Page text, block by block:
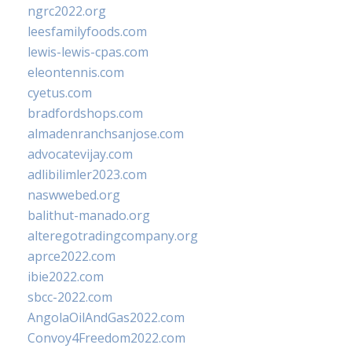
ngrc2022.org
leesfamilyfoods.com
lewis-lewis-cpas.com
eleontennis.com
cyetus.com
bradfordshops.com
almadenranchsanjose.com
advocatevijay.com
adlibilimler2023.com
naswwebed.org
balithut-manado.org
alteregotradingcompany.org
aprce2022.com
ibie2022.com
sbcc-2022.com
AngolaOilAndGas2022.com
Convoy4Freedom2022.com